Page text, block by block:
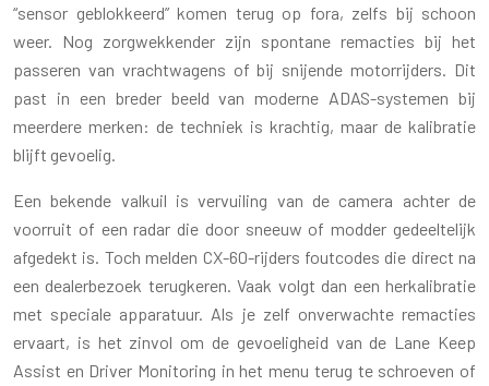
“sensor geblokkeerd” komen terug op fora, zelfs bij schoon
weer. Nog zorgwekkender zijn spontane remacties bij het
passeren van vrachtwagens of bij snijende motorrijders. Dit
past in een breder beeld van moderne ADAS-systemen bij
meerdere merken: de techniek is krachtig, maar de kalibratie
blijft gevoelig.
Een bekende valkuil is vervuiling van de camera achter de
voorruit of een radar die door sneeuw of modder gedeeltelijk
afgedekt is. Toch melden CX-60-rijders foutcodes die direct na
een dealerbezoek terugkeren. Vaak volgt dan een herkalibratie
met speciale apparatuur. Als je zelf onverwachte remacties
ervaart, is het zinvol om de gevoeligheid van de Lane Keep
Assist en Driver Monitoring in het menu terug te schroeven of